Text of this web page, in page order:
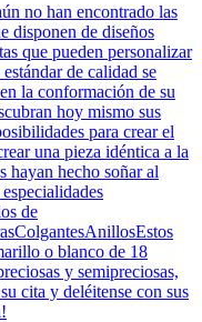
no han encontrado las
disponen de diseños
que pueden personalizar
de calidad se
la conformación de su
hoy mismo sus
para crear el
una pieza idéntica a la
hayan hecho soñar al
de
o blanco de 18
y semipreciosas,
cita y deléitense con sus